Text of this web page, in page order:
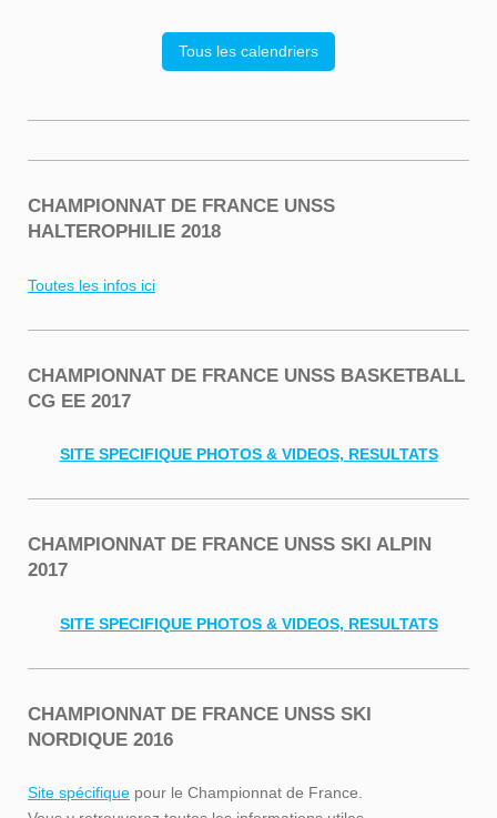
Tous les calendriers
CHAMPIONNAT DE FRANCE UNSS
HALTEROPHILIE 2018
Toutes les infos ici
CHAMPIONNAT DE FRANCE UNSS BASKETBALL
CG EE 2017
SITE SPECIFIQUE PHOTOS & VIDEOS, RESULTATS
CHAMPIONNAT DE FRANCE UNSS SKI ALPIN
2017
SITE SPECIFIQUE PHOTOS & VIDEOS, RESULTATS
CHAMPIONNAT DE FRANCE UNSS SKI
NORDIQUE 2016
Site spécifique pour le Championnat de France.